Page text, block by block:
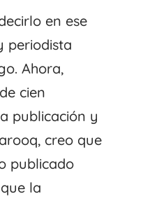
en ese
periodista
Ahora,
cien
publicación y
creo que
publicado
la